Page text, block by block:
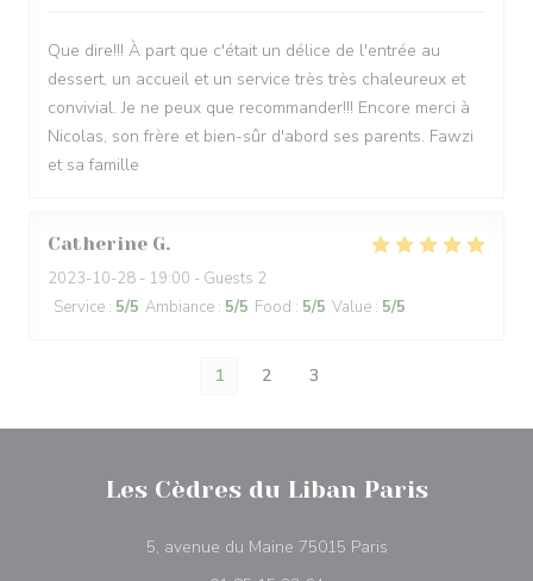
Que dire!!! À part que c'était un délice de l'entrée au
dessert, un accueil et un service très très chaleureux et
convivial. Je ne peux que recommander!!! Encore merci à
Nicolas, son frère et bien-sûr d'abord ses parents. Fawzi
et sa famille
Catherine G
2023-10-28 - 19:00 - Guests 2
Service : 5/5 Ambiance : 5/5 Food : 5/5 Value : 5/5
1 2 3
Les Cèdres du Liban Paris
5, avenue du Maine 75015 Paris((opens in a new